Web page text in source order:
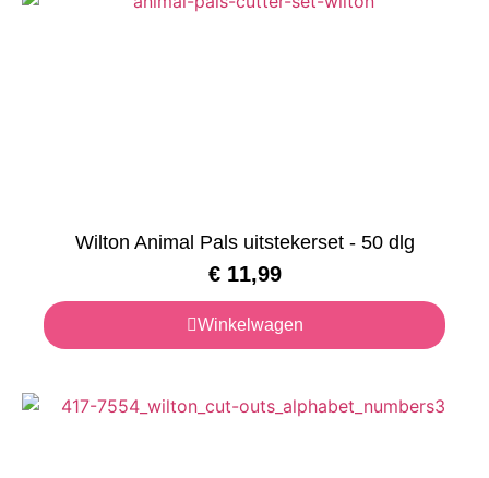
Wilton Animal Pals uitstekerset - 50 dlg
€11,99
Winkelwagen